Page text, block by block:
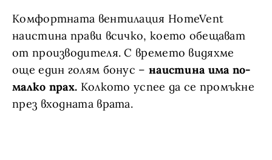
Комфортната вентилация HomeVent
наистина прави всичко, което обещават
от производителя. С времето видяхме
още един голям бонус – наистина има по-
малко прах. Колкото успее да се промъкне
през входната врата.